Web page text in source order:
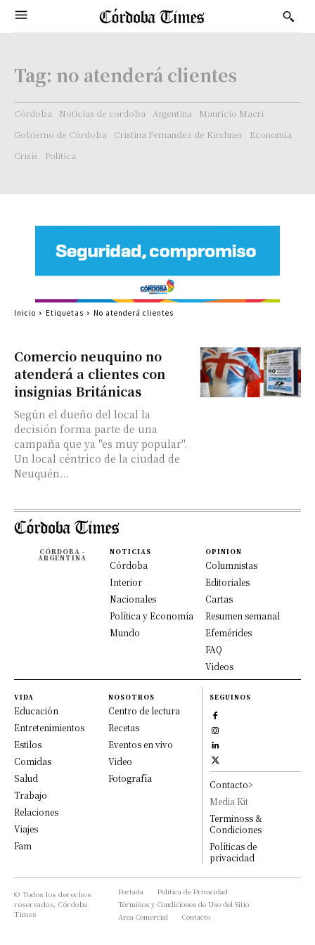
Tag: no atenderá clientes
Córdoba Noticias de cordoba Argentina
Mauricio Macri
Gobierno de Córdoba
Cristina Fernandez de Kirchner
Economía
Crisis
Politica
Comercio neuquino no
atenderá a clientes con
insignias Británicas
Según el dueño del local la
decisión forma parte de una
campaña que ya "es muy popular".
Un local céntrico de la ciudad de
Neuquén...
Inicio Etiquetas No atenderá clientes
CÓRDOBA -
ARGENTINA
NOTICIAS
Córdoba
Interior
Nacionales
Política y Economía
Mundo
OPINION
Columnistas
Editoriales
Cartas
Resumen semanal
Efemérides
FAQ
Videos
VIDA
Educación
Entretenimientos
Estilos
Comidas
Salud
Trabajo
Relaciones
Viajes
Fam
NOSOTROS
Centro de lectura
Recetas
Eventos en vivo
Video
Fotografía
SEGUINOS
Contacto>
Media Kit
Terminoss &
Condiciones
Políticas de
privacidad
© Todos los derechos
reservados, Córdoba
Times
Portada
Política de Privacidad
Términos y Condiciones de Uso del Sitio
Area Comercial
Contacto